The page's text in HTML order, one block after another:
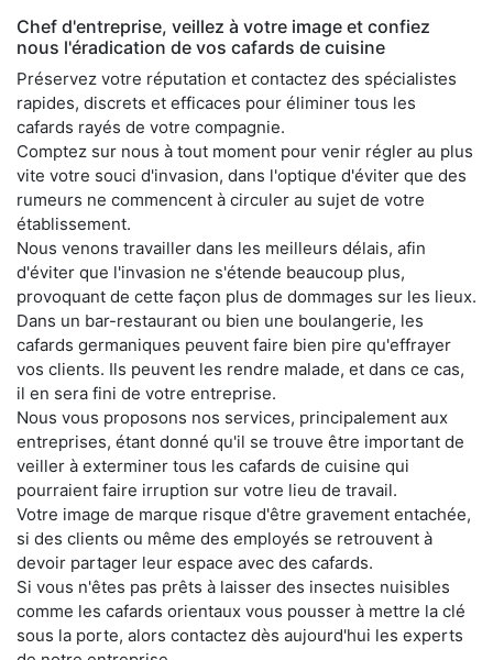
Chef d'entreprise, veillez à votre image et confiez
nous l'éradication de vos cafards de cuisine
Préservez votre réputation et contactez des spécialistes
rapides, discrets et efficaces pour éliminer tous les
cafards rayés de votre compagnie.
Comptez sur nous à tout moment pour venir régler au plus
vite votre souci d'invasion, dans l'optique d'éviter que des
rumeurs ne commencent à circuler au sujet de votre
établissement.
Nous venons travailler dans les meilleurs délais, afin
d'éviter que l'invasion ne s'étende beaucoup plus,
provoquant de cette façon plus de dommages sur les lieux.
Dans un bar-restaurant ou bien une boulangerie, les
cafards germaniques peuvent faire bien pire qu'effrayer
vos clients. Ils peuvent les rendre malade, et dans ce cas,
il en sera fini de votre entreprise.
Nous vous proposons nos services, principalement aux
entreprises, étant donné qu'il se trouve être important de
veiller à exterminer tous les cafards de cuisine qui
pourraient faire irruption sur votre lieu de travail.
Votre image de marque risque d'être gravement entachée,
si des clients ou même des employés se retrouvent à
devoir partager leur espace avec des cafards.
Si vous n'êtes pas prêts à laisser des insectes nuisibles
comme les cafards orientaux vous pousser à mettre la clé
sous la porte, alors contactez dès aujourd'hui les experts